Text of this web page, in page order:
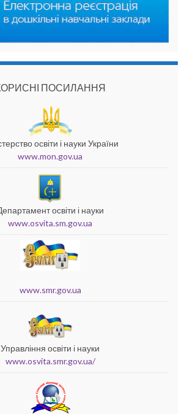
ПОСИЛАННЯ
освіти і науки України
www.mon.gov.ua
освіти і науки
www.osvita.sm.gov.ua
www.smr.gov.ua
Управління освіти і науки
www.osvita.smr.gov.ua/